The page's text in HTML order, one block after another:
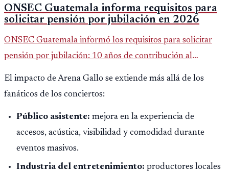
ONSEC Guatemala informa requisitos para
solicitar pensión por jubilación en 2026
ONSEC Guatemala informó los requisitos para solicitar
pensión por jubilación: 10 años de contribución al
El impacto de Arena Gallo se extiende más allá de los
fanáticos de los conciertos:
Público asistente: mejora en la experiencia de
accesos, acústica, visibilidad y comodidad durante
eventos masivos.
Industria del entretenimiento: productores locales